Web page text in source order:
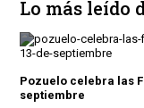
Lo más leído
Pozuelo celebra las
septiembre